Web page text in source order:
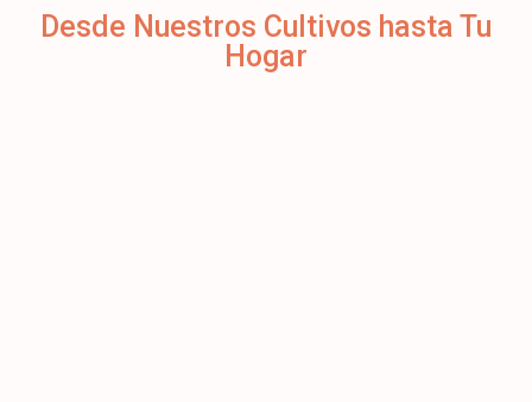
Desde Nuestros Cultivos hasta Tu
Hogar